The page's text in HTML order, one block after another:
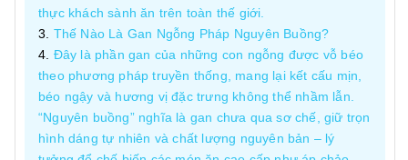
thực khách sành ăn trên toàn thế giới.
Thế Nào Là Gan Ngỗng Pháp Nguyên Buồng?
Đây là phần gan của những con ngỗng được vỗ béo
theo phương pháp truyền thống, mang lại kết cấu mịn,
béo ngậy và hương vị đặc trưng không thể nhầm lẫn.
“Nguyên buồng” nghĩa là gan chưa qua sơ chế, giữ trọn
hình dáng tự nhiên và chất lượng nguyên bản – lý